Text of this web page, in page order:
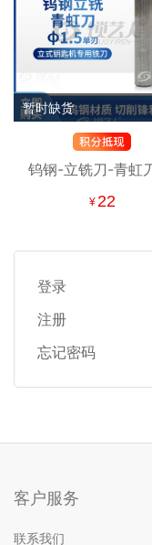
暂时缺货
钨钢-立铣刀-青虹
φ1.5xφ6x40x1F 钥
¥22
登录
注册
忘记密码
客户服务
联系我们